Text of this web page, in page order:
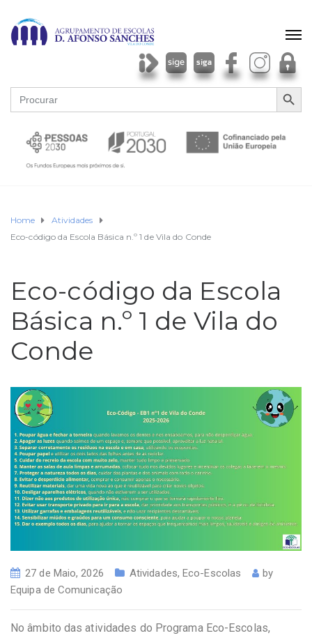
Search
for:
SEARCH
Home
Atividades
Eco-código da Escola Básica n.º 1 de Vila do Conde
Eco-código da Escola
Básica n.º 1 de Vila do
Conde
27 de Maio, 2026 Atividades, Eco-Escolas
by
Equipa de Comunicação
No âmbito das atividades do Programa Eco-Escolas,